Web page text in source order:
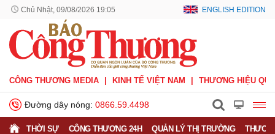
Chủ Nhật, 09/08/2026 19:05 ENGLISH EDITION
CÔNG THƯƠNG MEDIA KINH TẾ VIỆT NAM THƯƠNG HIỆU
Đường dây nóng: 0866.59.4498
THỜI SỰ CÔNG THƯƠNG 24H QUẢN LÝ THỊ TRƯỜNG